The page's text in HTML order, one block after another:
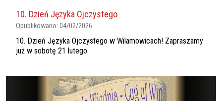
10. Dzień Języka Ojczystego
Opublikowano: 04/02/2026
10. Dzień Języka Ojczystego w Wilamowicach! Zapraszamy
już w sobotę 21 lutego.